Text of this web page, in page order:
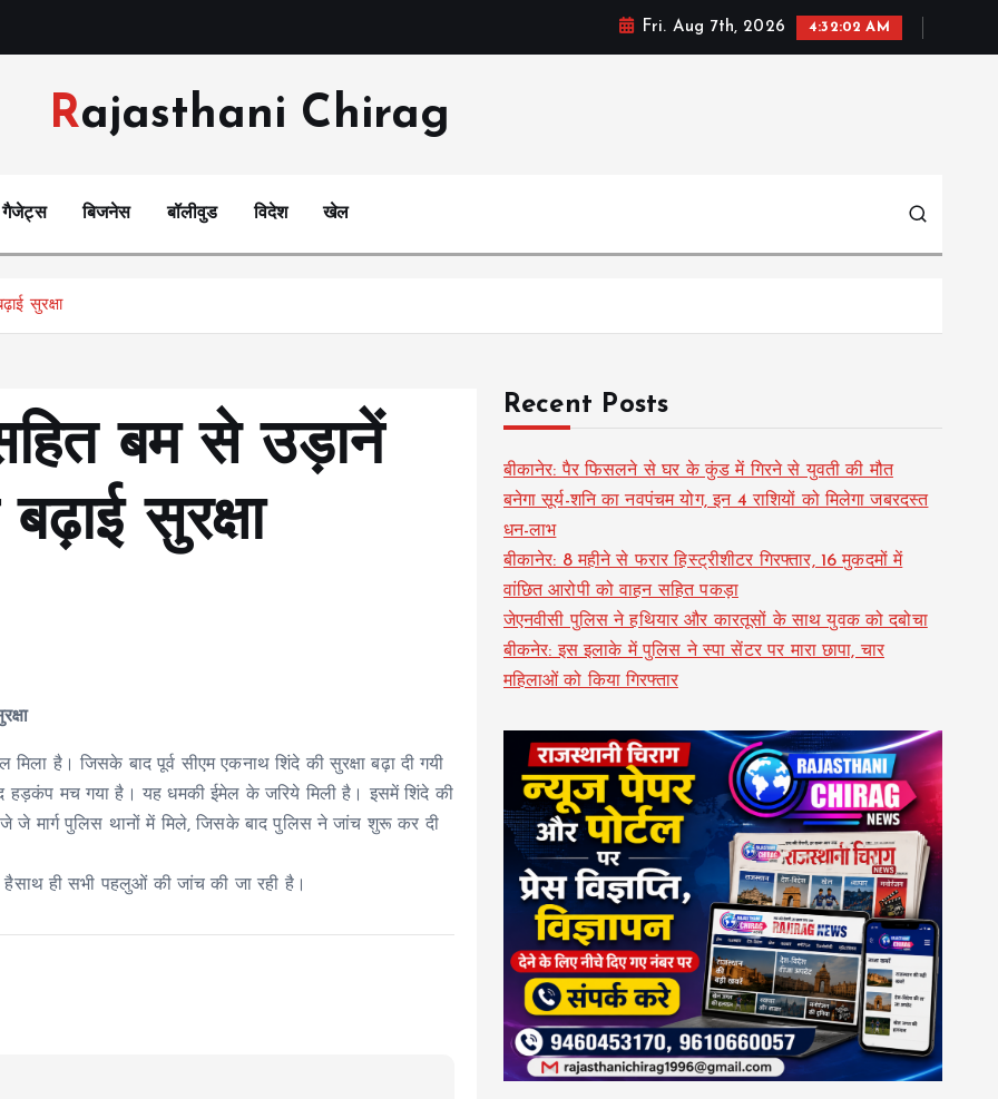
Fri. Aug 7th, 2026 4:32:03 AM
Rajasthani Chirag
गैजेट्स बिजनेस बॉलीवुड विदेश खेल
सुरक्षा
बम से उड़ानें
सुरक्षा
है। जिसके बाद पूर्व सीएम एकनाथ शिंदे की सुरक्षा बढ़ा दी गयी
हड़कंप मच गया है। यह धमकी ईमेल के जरिये मिली है। इसमें शिंदे की
जे मार्ग पुलिस थानों में मिले, जिसके बाद पुलिस ने जांच शुरू कर दी
ही सभी पहलुओं की जांच की जा रही है।
Recent Posts
बीकानेर: पैर फिसलने से घर के कुंड में गिरने से युवती की मौत
बनेगा सूर्य-शनि का नवपंचम योग, इन 4 राशियों को मिलेगा जबरदस्त
धन-लाभ
बीकानेर: 8 महीने से फरार हिस्ट्रीशीटर गिरफ्तार, 16 मुकदमों में
वांछित आरोपी को वाहन सहित पकड़ा
जेएनवीसी पुलिस ने हथियार और कारतूसों के साथ युवक को दबोचा
बीकनेर: इस इलाके में पुलिस ने स्पा सेंटर पर मारा छापा, चार
महिलाओं को किया गिरफ्तार